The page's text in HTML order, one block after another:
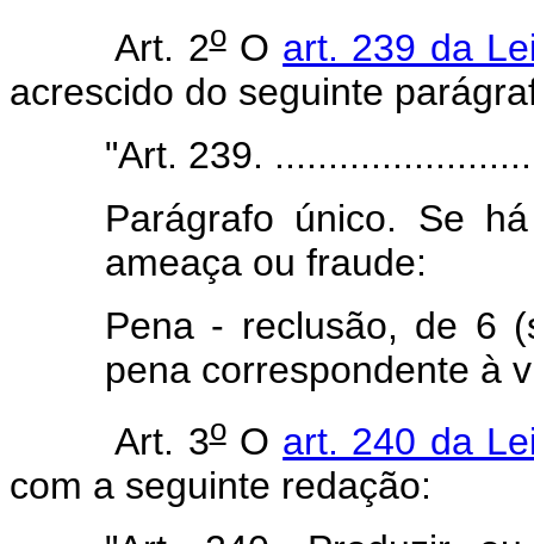
Art. 2oO art. 239 da
acrescido do seguinte
"Art. 239.
Parágrafo único. Se
ameaça ou fraude:
Pena - reclusão, de 6
pena correspondente à
Art. 3oO art. 240 da
com a seguinte redação: